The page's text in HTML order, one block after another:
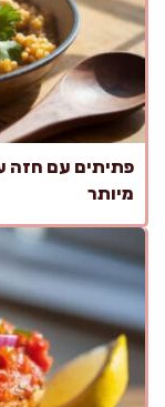
מיותר